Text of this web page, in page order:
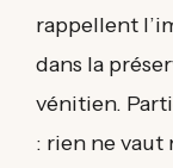
rappellent
dans la
vénitien.
: rien ne